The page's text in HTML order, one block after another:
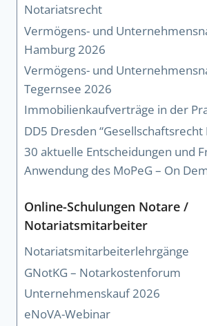
Notariatsrecht
Vermögens- und
Hamburg 2026
Vermögens- und
Tegernsee 2026
Immobilienkaufverträge in der
DD5 Dresden “Gesellschaftsrecht
30 aktuelle Entscheidungen und
Anwendung des MoPeG – On
Online-Schulungen Notare /
Notariatsmitarbeiter
Notariatsmitarbeiterlehrgänge
GNotKG – Notarkostenforum
Unternehmenskauf 2026
eNoVA-Webinar